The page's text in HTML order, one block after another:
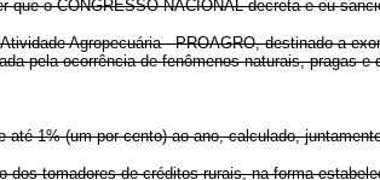
que o CONGRESSO NACIONAL decreta e eu
Agropecuária - PROAGRO, destinado a
pela ocorrência de fenômenos naturais, pragas
(um por cento) ao ano, calculado,
dos tomadores de créditos rurais, na forma